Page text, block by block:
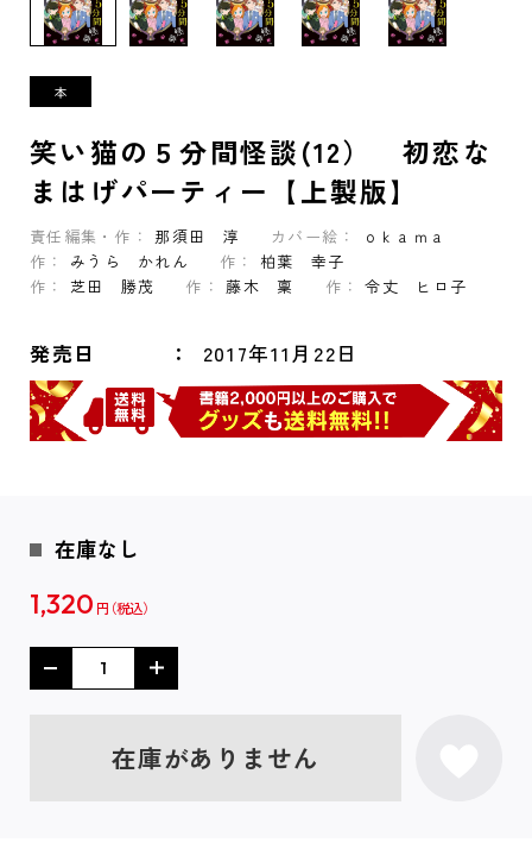
笑い猫の５分間怪談(12） 初恋な
まはげパーティー【上製版】
責任編集・作： 那須田 淳 カバー絵：
ｏｋａｍａ
作：
みうら かれん 作：
柏葉 幸子
作：
芝田 勝茂 作： 藤木 稟 作： 令丈 ヒロ子
発売日 2017年11月22日
在庫なし
1,320 円
在庫がありません